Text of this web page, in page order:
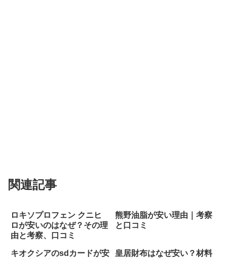
関連記事
ロキソプロフェン クニヒ
ロが安いのはなぜ？その理
由と考察、口コミ
熊野油脂が安い理由｜考察
と口コミ
キオクシアのsdカードが安
皇居財布はなぜ安い？材料